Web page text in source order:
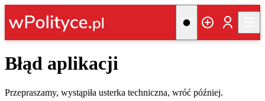
Błąd aplikacji
Przepraszamy, wystąpiła usterka techniczna, wróć później.